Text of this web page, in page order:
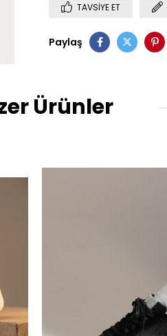
TAVSIYE ET
Paylaş
Ürünler